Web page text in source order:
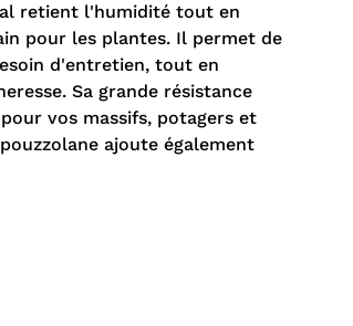
retient l'humidité tout en
pour les plantes. Il permet de
d'entretien, tout en
Sa grande résistance
vos massifs, potagers et
ajoute également